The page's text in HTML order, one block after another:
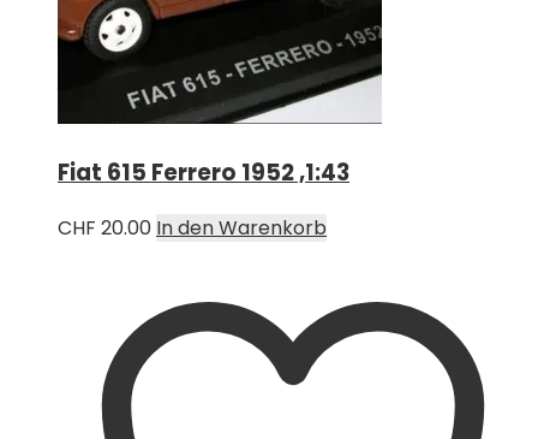
Fiat 615 Ferrero 1952 ,1:43
CHF 20.00 In den Warenkorb